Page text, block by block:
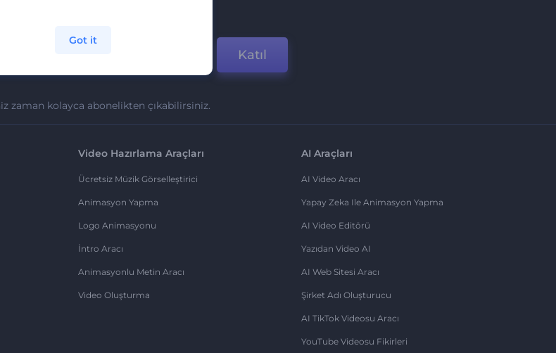
Katıl
zaman kolayca abonelikten çıkabilirsiniz.
Video Hazırlama Araçları
Ücretsiz Müzik Görselleştirici
Animasyon Yapma
Logo Animasyonu
İntro Aracı
Animasyonlu Metin Aracı
Video Oluşturma
AI Araçları
AI Video Aracı
Yapay Zeka Ile Animasyon Yapma
AI Video Editörü
Yazıdan Video AI
AI Web Sitesi Aracı
Şirket Adı Oluşturucu
AI TikTok Videosu Aracı
YouTube Videosu Fikirleri
Got it